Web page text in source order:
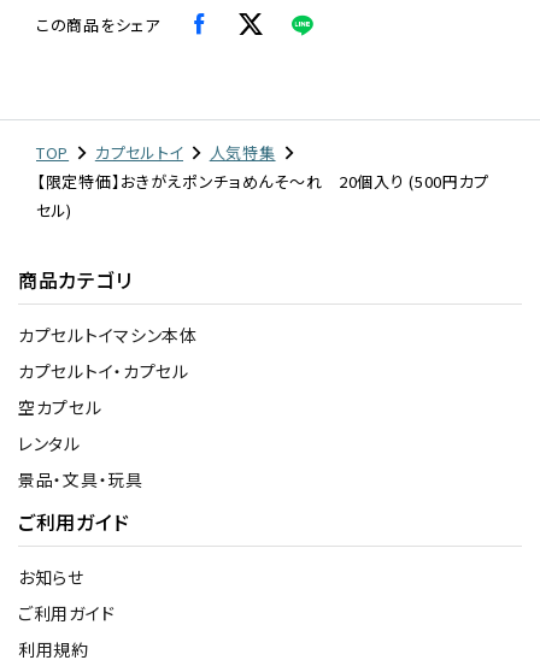
この商品をシェア
TOP カプセルトイ
人気特集
【限定特価】おきがえポンチョめんそ〜れ 20個入り (500円カプ
セル)
商品カテゴリ
カプセルトイマシン本体
カプセルトイ・カプセル
空カプセル
レンタル
景品・文具・玩具
ご利用ガイド
お知らせ
ご利用ガイド
利用規約